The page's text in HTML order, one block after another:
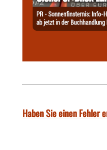
Haben Sie einen Fehler